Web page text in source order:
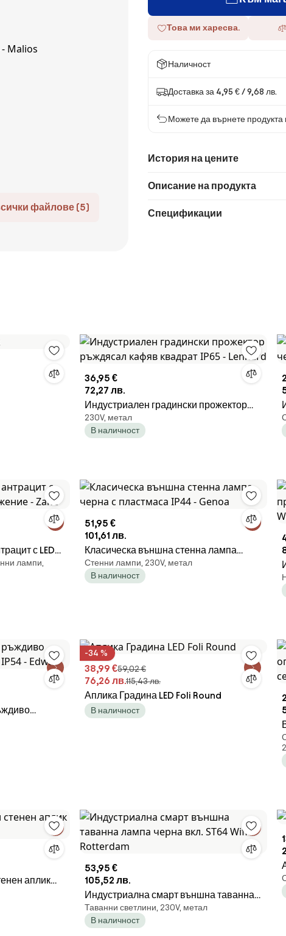
файлове (5)
Това ми харесва.
Наличност
Доставка за 4,95 € / 9,68 лв.
Можете да върнете продукта
История на цените
Описание на продукта
Спецификации
36,95 €
72,27 лв.
Индустриален градински прожектор
ръждясал кафяв квадрат IP65 -
Lennard
230V, метал
В наличност
с LED
- Zane
лампи,
51,95 €
101,61 лв.
Класическа външна стенна лампа
черна с пластмаса IP44 - Genoa
Стенни лампи, 230V, метал
В наличност
- Edwin
-34 %
38,99 €59,02 €
76,26 лв.115,43 лв.
Аплика Градина LED Foli Round
В наличност
аплик
53,95 €
105,52 лв.
Индустриална смарт външна таванна
лампа черна вкл. ST64 Wifi -
Rotterdam
Таванни светлини, 230V, метал
В наличност